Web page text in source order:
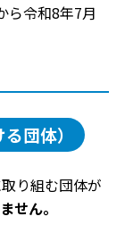
ら令和8年7月
団体）
り組む団体が
せん。